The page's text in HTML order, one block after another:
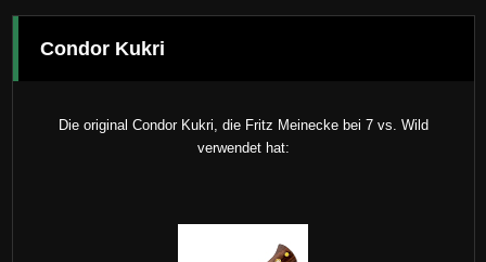
Condor Kukri
Die original Condor Kukri, die Fritz Meinecke bei 7 vs. Wild
verwendet hat: